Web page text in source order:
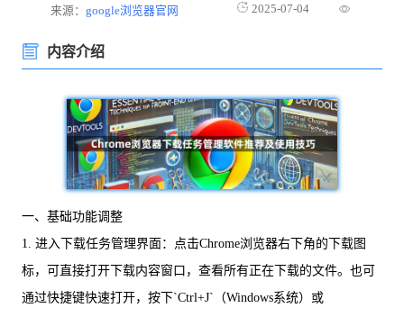
来源：google浏览器官网 2025-07-04
内容介绍
一、基础功能调整
1. 进入下载任务管理界面：点击Chrome浏览器右下角的下载图
标，可直接打开下载内容窗口，查看所有正在下载的文件。也可
通过快捷键快速打开，按下`Ctrl+J`（Windows系统）或